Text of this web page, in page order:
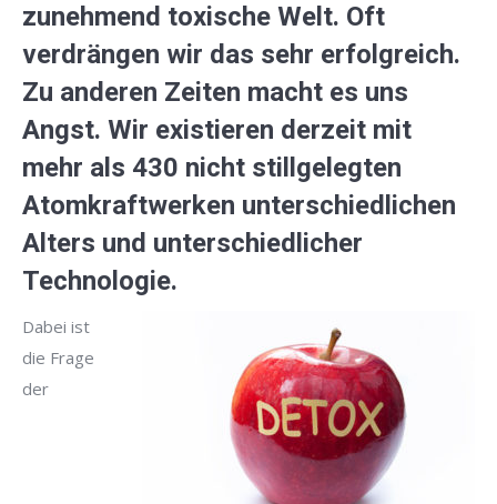
zunehmend toxische Welt. Oft
verdrängen wir das sehr erfolgreich.
Zu anderen Zeiten macht es uns
Angst. Wir existieren derzeit mit
mehr als 430 nicht stillgelegten
Atomkraftwerken unterschiedlichen
Alters und unterschiedlicher
Technologie.
Dabei ist
die Frage
der